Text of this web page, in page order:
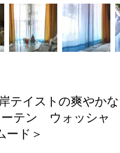
テイストの爽やかな
ーテン ウォッシャ
ド＞